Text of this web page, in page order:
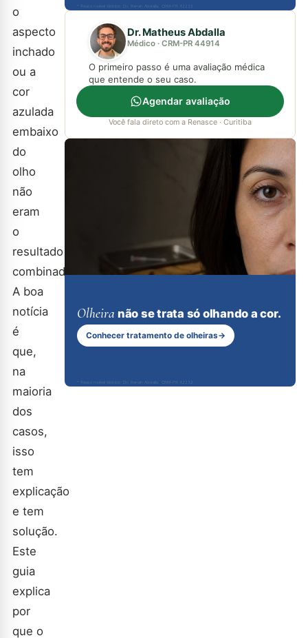
o
aspecto
inchado
ou a
cor
azulada
embaixo
do
olho
não
eram
o
resultado
combinado.
A boa
notícia
é
que,
na
maioria
dos
casos,
isso
tem
explicação
e tem
solução.
Este
guia
explica
por
que o
* Responsável técnico: Dr. Renan Abdalla, CRM-PR 42232
Dr. Matheus Abdalla
Médico · CRM-PR 44914
O primeiro passo é uma avaliação médica
que entende o seu caso.
Agendar avaliação
Você fala direto com a Renasce · Curitiba
Olheira não se trata só olhando a cor.
Conhecer tratamento de olheiras→
* Responsável técnico: Dr. Renan Abdalla, CRM-PR 42232